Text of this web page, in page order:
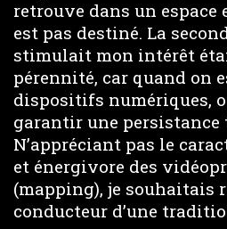
retrouve dans un
est pas destiné. La
stimulait mon intérêt
pérennité, car quand on
dispositifs numériques,
garantir une persistance
N’appréciant pas le
et énergivore des
(mapping), je souhaitais
conducteur d’une